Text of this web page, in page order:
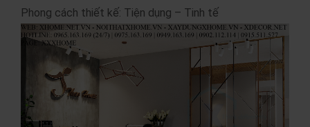
Phong cách thiết kế: Tiện dụng – Tinh tế